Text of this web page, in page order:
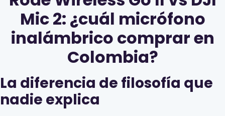
Mic 2: ¿cuál micrófono
inalámbrico comprar en
Colombia?
La diferencia de filosofía que
nadie explica